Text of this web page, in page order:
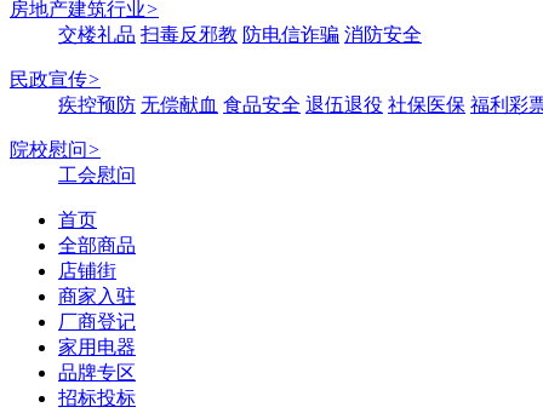
房地产建筑行业>
交楼礼品 扫毒反邪教 防电信诈骗 消防安全
民政宣传>
疾控预防 无偿献血 食品安全 退伍退役 社保医保 福利彩
院校慰问>
工会慰问
首页
全部商品
店铺街
商家入驻
厂商登记
家用电器
品牌专区
招标投标